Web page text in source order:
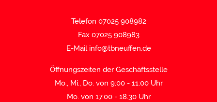
Telefon 07025 908982
Fax 07025 908983
E-Mail info@tbneuffen.de
Öffnungszeiten der Geschäftsstelle
Mo., Mi., Do. von 9:00 - 11:00 Uhr
Mo. von 17.00 - 18.30 Uhr